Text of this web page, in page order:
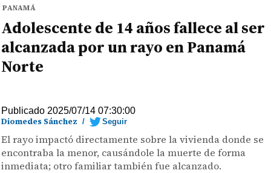
PANAMÁ
Adolescente de 14 años fallece al ser
alcanzada por un rayo en Panamá
Norte
Publicado 2025/07/14 07:30:00
Diomedes Sánchez / Seguir
El rayo impactó directamente sobre la vivienda donde se
encontraba la menor, causándole la muerte de forma
inmediata; otro familiar también fue alcanzado.